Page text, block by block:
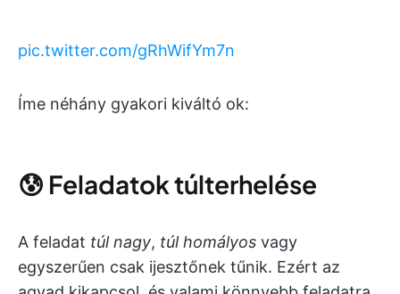
pic.twitter.com/gRhWifYm7n
Íme néhány gyakori kiváltó ok:
😰 Feladatok túlterhelése
A feladat túl nagy, túl homályos vagy
egyszerűen csak ijesztőnek tűnik. Ezért az